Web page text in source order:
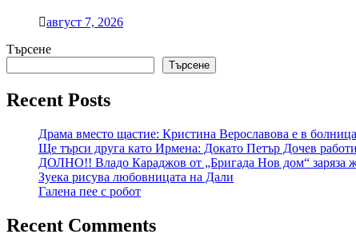
август 7, 2026
Търсене
Търсене
Recent Posts
Драма вместо щастие: Кристина Верославова е в
Ще търси друга като Ирмена: Докато Петър Дочев
ДОЛНО!! Владо Караджов от „Бригада Нов дом“ заряза
Зуека рисува любовницата на Дали
Галена пее с робот
Recent Comments